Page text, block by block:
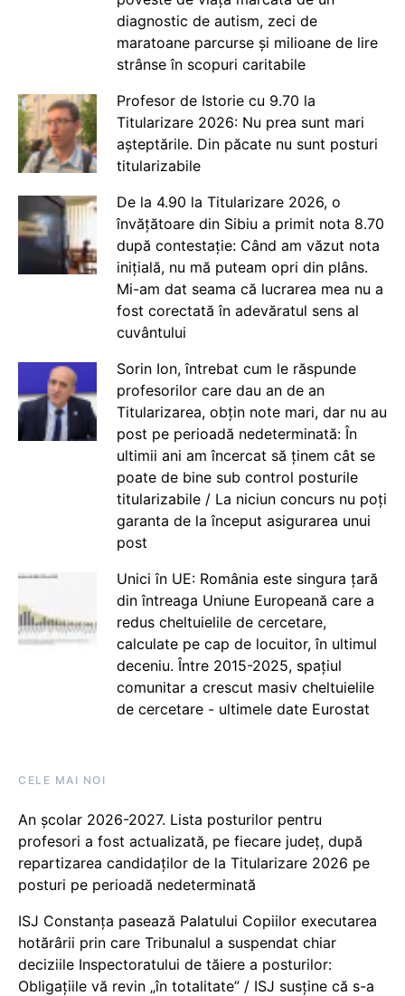
diagnostic de autism, zeci de
maratoane parcurse și milioane de lire
strânse în scopuri caritabile
Profesor de Istorie cu 9.70 la
Titularizare 2026: Nu prea sunt mari
așteptările. Din păcate nu sunt posturi
titularizabile
De la 4.90 la Titularizare 2026, o
învățătoare din Sibiu a primit nota 8.70
după contestație: Când am văzut nota
inițială, nu mă puteam opri din plâns.
Mi-am dat seama că lucrarea mea nu a
fost corectată în adevăratul sens al
cuvântului
Sorin Ion, întrebat cum le răspunde
profesorilor care dau an de an
Titularizarea, obțin note mari, dar nu au
post pe perioadă nedeterminată: În
ultimii ani am încercat să ținem cât se
poate de bine sub control posturile
titularizabile / La niciun concurs nu poți
garanta de la început asigurarea unui
post
Unici în UE: România este singura țară
din întreaga Uniune Europeană care a
redus cheltuielile de cercetare,
calculate pe cap de locuitor, în ultimul
deceniu. Între 2015-2025, spațiul
comunitar a crescut masiv cheltuielile
de cercetare - ultimele date Eurostat
CELE MAI NOI
An școlar 2026-2027. Lista posturilor pentru
profesori a fost actualizată, pe fiecare județ, după
repartizarea candidaților de la Titularizare 2026 pe
posturi pe perioadă nedeterminată
ISJ Constanța pasează Palatului Copiilor executarea
hotărârii prin care Tribunalul a suspendat chiar
deciziile Inspectoratului de tăiere a posturilor:
Obligațiile vă revin „în totalitate” / ISJ susține că s-a